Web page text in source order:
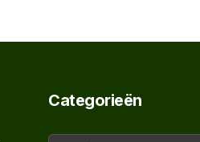
Categorieën